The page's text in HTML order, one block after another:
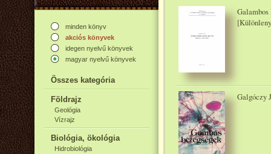
minden könyv
akciós könyvek
idegen nyelvű könyvek
magyar nyelvű könyvek
Összes kategória
Földrajz
Geológia
Vízrajz
Biológia, ökológia
Hidrobiológia
Galgóczy